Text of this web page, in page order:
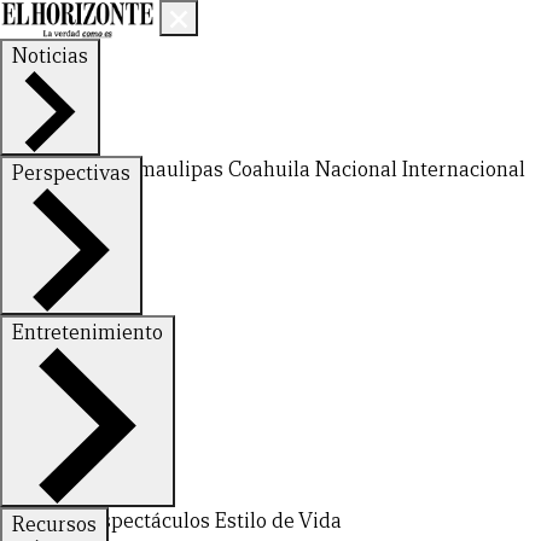
Noticias
Nuevo LeónTamaulipas Coahuila NacionalInternacional
Perspectivas
FinanzasOpinión
Entretenimiento
DeportesEspectáculos Estilo de Vida
Recursos
CERRAR